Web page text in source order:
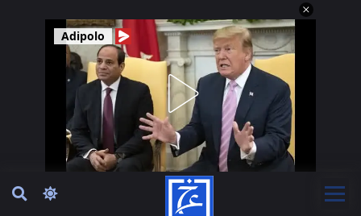
Adipolo